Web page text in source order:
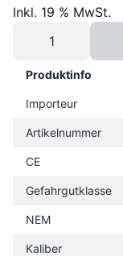
Inkl. 19 % MwSt.
Produktinfo
Importeur
Artikelnummer
CE
Gefahrgutklasse
NEM
Kaliber